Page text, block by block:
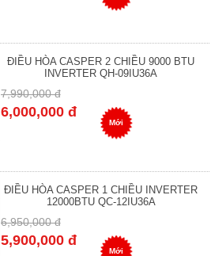
ĐIỀU HÒA CASPER 2 CHIỀU 9000 BTU
INVERTER QH-09IU36A
7,990,000 đ
6,000,000 đ
Mới
ĐIỀU HÒA CASPER 1 CHIỀU INVERTER
12000BTU QC-12IU36A
6,950,000 đ
5,900,000 đ
Mới